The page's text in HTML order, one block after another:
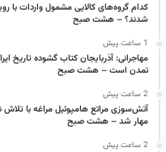
کدام گروه‌های کالایی مشمول واردات با
شدند؟ – هشت صبح
1 ساعت پیش
مهاجرانی: آذربایجان کتاب گشوده تاریخ
تمدن است – هشت صبح
2 ساعت پیش
آتش‌سوزی مراتع هامپوئیل مراغه با تلاش
مهار شد – هشت صبح
2 ساعت پیش